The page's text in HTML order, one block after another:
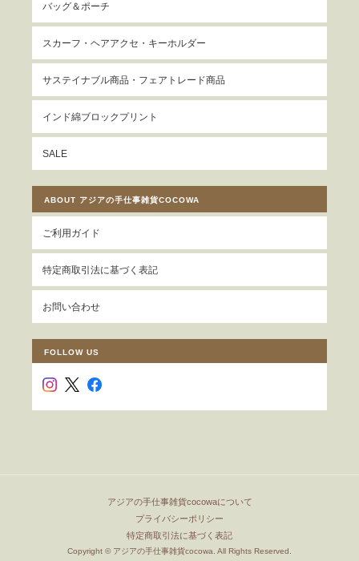
バッグ＆ポーチ
スカーフ・ヘアアクセ・キーホルダー
サステイナブル商品・フェアトレード商品
インド綿ブロックプリント
SALE
ABOUT アジアの手仕事雑貨COCOWA
ご利用ガイド
特定商取引法に基づく表記
お問い合わせ
FOLLOW US
アジアの手仕事雑貨cocowaについて
プライバシーポリシー
特定商取引法に基づく表記
Copyright © アジアの手仕事雑貨cocowa. All Rights Reserved.